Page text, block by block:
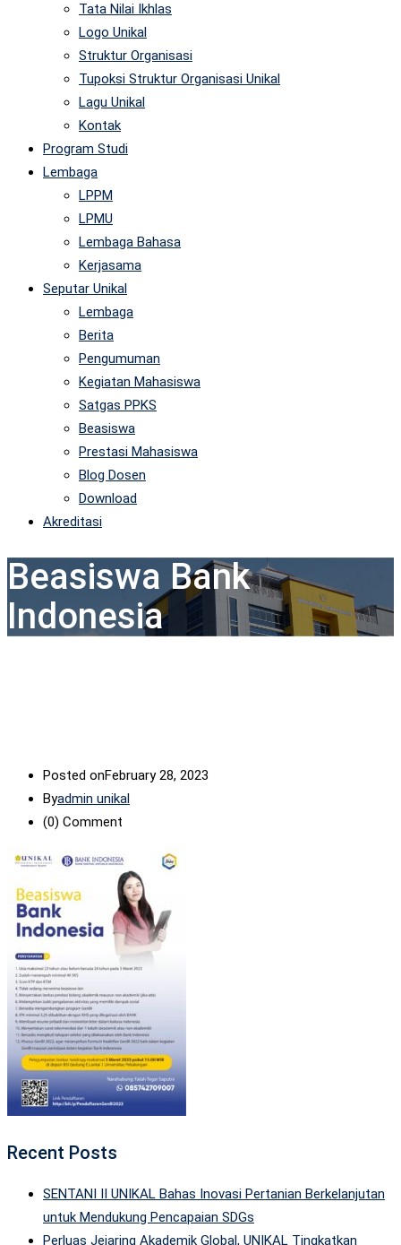
Tata Nilai Ikhlas
Logo Unikal
Struktur Organisasi
Tupoksi Struktur Organisasi Unikal
Lagu Unikal
Kontak
Program Studi
Lembaga
LPPM
LPMU
Lembaga Bahasa
Kerjasama
Seputar Unikal
Lembaga
Berita
Pengumuman
Kegiatan Mahasiswa
Satgas PPKS
Beasiswa
Prestasi Mahasiswa
Blog Dosen
Download
Akreditasi
Beasiswa Bank
Indonesia
Posted onFebruary 28, 2023
Byadmin unikal
(0) Comment
Recent Posts
SENTANI II UNIKAL Bahas Inovasi Pertanian Berkelanjutan
untuk Mendukung Pencapaian SDGs
Perluas Jejaring Akademik Global, UNIKAL Tingkatkan